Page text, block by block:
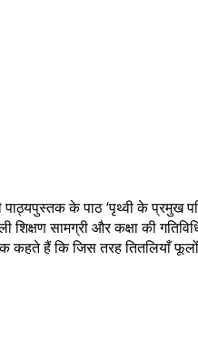
के पाठ ‘पृथ्वी के प्रमुख
सामग्री और कक्षा की
कहते हैं कि जिस तरह तितलियाँ